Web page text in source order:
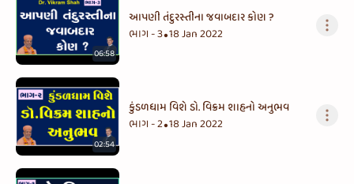
06:58
આપણી તંદુરસ્તીના જવાબદાર કોણ ?
ભાગ - 3•18 Jan 2022
02:54
કુંડળધામ વિશે ડો. વિક્રમ શાહનો અનુભવ
ભાગ - 2•18 Jan 2022